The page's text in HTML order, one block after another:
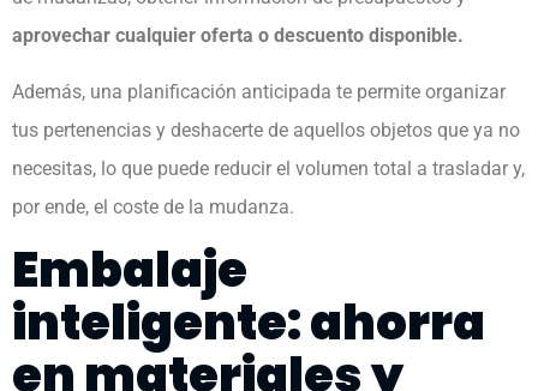
aprovechar cualquier oferta o descuento disponible.
Además, una planificación anticipada te permite organizar
tus pertenencias y deshacerte de aquellos objetos que ya no
necesitas, lo que puede reducir el volumen total a trasladar y,
por ende, el coste de la mudanza.
Embalaje
inteligente: ahorra
en materiales y